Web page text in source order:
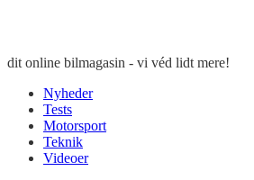
dit online bilmagasin - vi véd lidt mere!
Nyheder
Tests
Motorsport
Teknik
Videoer